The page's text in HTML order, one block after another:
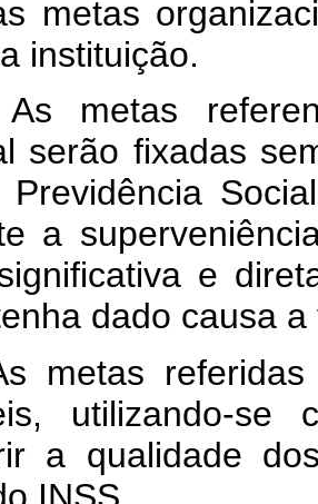
metas
instituição.
metas
serão fixadas
Previdência
a
e
dado causa
metas
utilizando-se
a qualidade
INSS.